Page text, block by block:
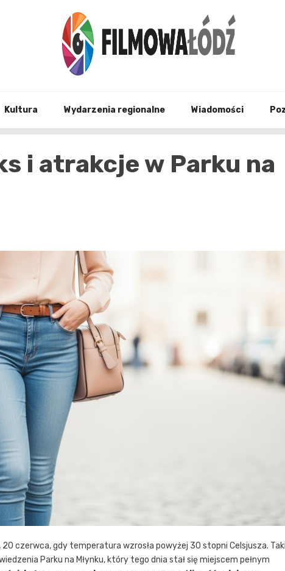
Kultura Wydarzenia regionalne Wiadomości
i atrakcje w Parku na
czerwca, gdy temperatura wzrosła powyżej 30 stopni Celsjusza. Taki
Parku na Młynku, który tego dnia stał się miejscem pełnym